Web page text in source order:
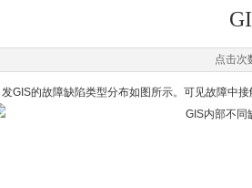
点击次
GIS的故障缺陷类型分布如图所示。可见故障中